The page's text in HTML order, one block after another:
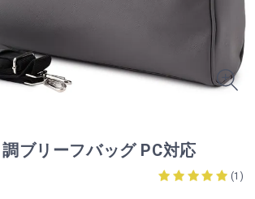
ブリーフバッグ PC対応
(1 )